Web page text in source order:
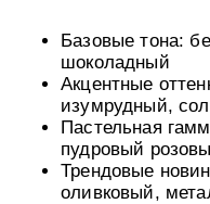
Базовые тона:
шоколадный
Акцентные
изумрудный,
Пастельная
пудровый
Трендовые
оливковый,